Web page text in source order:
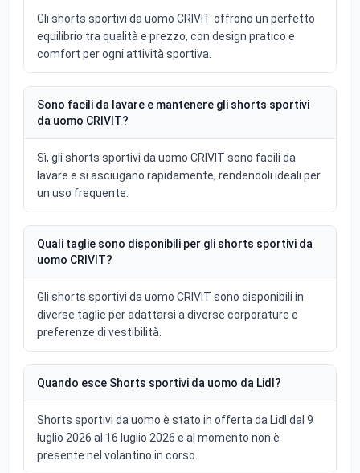
Gli shorts sportivi da uomo CRIVIT offrono un perfetto
equilibrio tra qualità e prezzo, con design pratico e
comfort per ogni attività sportiva.
Sono facili da lavare e mantenere gli shorts sportivi
da uomo CRIVIT?
Sì, gli shorts sportivi da uomo CRIVIT sono facili da
lavare e si asciugano rapidamente, rendendoli ideali per
un uso frequente.
Quali taglie sono disponibili per gli shorts sportivi da
uomo CRIVIT?
Gli shorts sportivi da uomo CRIVIT sono disponibili in
diverse taglie per adattarsi a diverse corporature e
preferenze di vestibilità.
Quando esce Shorts sportivi da uomo da Lidl?
Shorts sportivi da uomo è stato in offerta da Lidl dal 9
luglio 2026 al 16 luglio 2026 e al momento non è
presente nel volantino in corso.